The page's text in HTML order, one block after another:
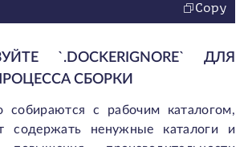
Copy
`.DOCKERIGNORE` ДЛЯ
СБОРКИ
собираются с рабочим каталогом,
содержать ненужные каталоги и